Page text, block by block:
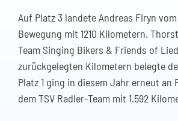
Auf Platz 3 landete Andreas Firyn
Bewegung mit 1210 Kilometern.
Team Singing Bikers & Friends of
zurückgelegten Kilometern belegte
Platz 1 ging in diesem Jahr erneut an
dem TSV Radler-Team mit 1.592